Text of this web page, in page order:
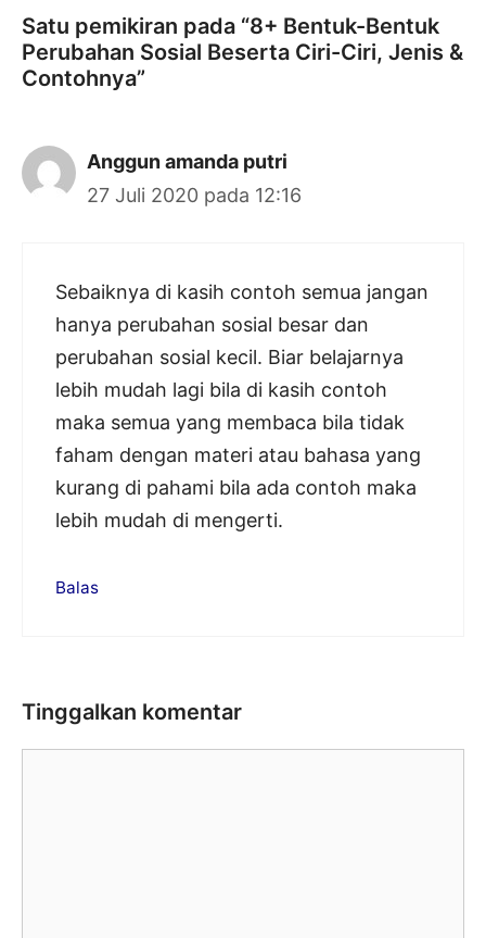
Satu pemikiran pada “8+ Bentuk-Bentuk
Perubahan Sosial Beserta Ciri-Ciri, Jenis &
Contohnya”
Anggun amanda putri
27 Juli 2020 pada 12:16
Sebaiknya di kasih contoh semua jangan
hanya perubahan sosial besar dan
perubahan sosial kecil. Biar belajarnya
lebih mudah lagi bila di kasih contoh
maka semua yang membaca bila tidak
faham dengan materi atau bahasa yang
kurang di pahami bila ada contoh maka
lebih mudah di mengerti.
Balas
Tinggalkan komentar